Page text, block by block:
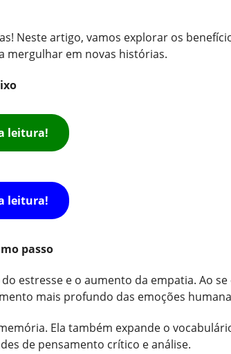
Neste artigo, vamos explorar os
mergulhar em novas histórias.
leitura!
leitura!
passo
estresse e o aumento da empatia. Ao
mais profundo das emoções
Ela também expande o
de pensamento crítico e análise.